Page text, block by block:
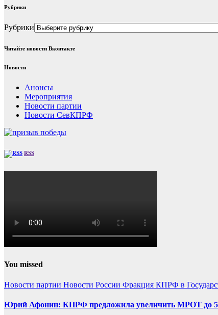
Рубрики
Рубрики
Читайте новости Вконтакте
Новости
Анонсы
Мероприятия
Новости партии
Новости СевКПРФ
RSS
You missed
Новости партии Новости России Фракция КПРФ в
Юрий Афонин: КПРФ предложила увеличить МРОТ до